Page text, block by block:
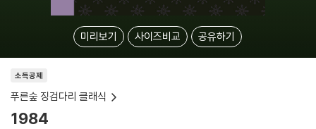
미리보기 사이즈비교 공유하기
소득공제
푸른숲 징검다리 클래식
1984